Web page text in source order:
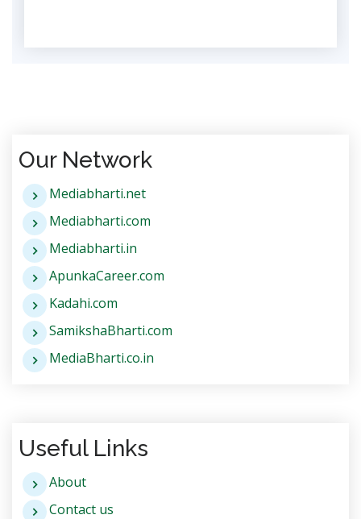
Our Network
Mediabharti.net
Mediabharti.com
Mediabharti.in
ApunkaCareer.com
Kadahi.com
SamikshaBharti.com
MediaBharti.co.in
Useful Links
About
Contact us